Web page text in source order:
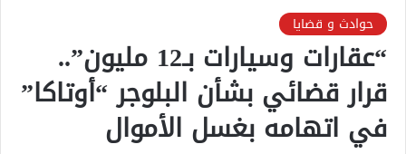
حوادث و قضايا
“عقارات وسيارات بـ12 مليون”..
قرار قضائي بشأن البلوجر “أوتاكا”
في اتهامه بغسل الأموال